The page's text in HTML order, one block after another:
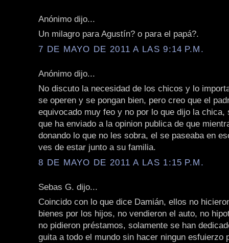
Anónimo dijo...
Un milagro para Agustín? o para el papá?.
7 DE MAYO DE 2011 A LAS 9:14 P.M.
Anónimo dijo...
No discuto la necesidad de los chicos y lo
se operen y se pongan bien, pero creo que el
equivocado muy feo y no por lo que dijo la chica,
que ha enviado a la opinion publica de que
donando lo que no les sobra, el se paseaba en
ves de estar junto a su familia.
8 DE MAYO DE 2011 A LAS 1:15 P.M.
Sebas G. dijo...
Coincido con lo que dice Damián, ellos no
bienes por los hijos, no vendieron el auto, no
no pidieron préstamos, solamente se han
guita a todo el mundo sin hacer ningun esfuierzo